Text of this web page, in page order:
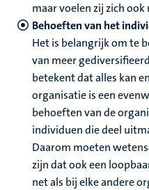
maar voelen zij zich
Behoeften van het
Het is belangrijk om te
van meer
betekent dat alles kan
organisatie is een
behoeften van de
individuen die deel
Daarom moeten
zijn dat ook een
net als bij elke andere